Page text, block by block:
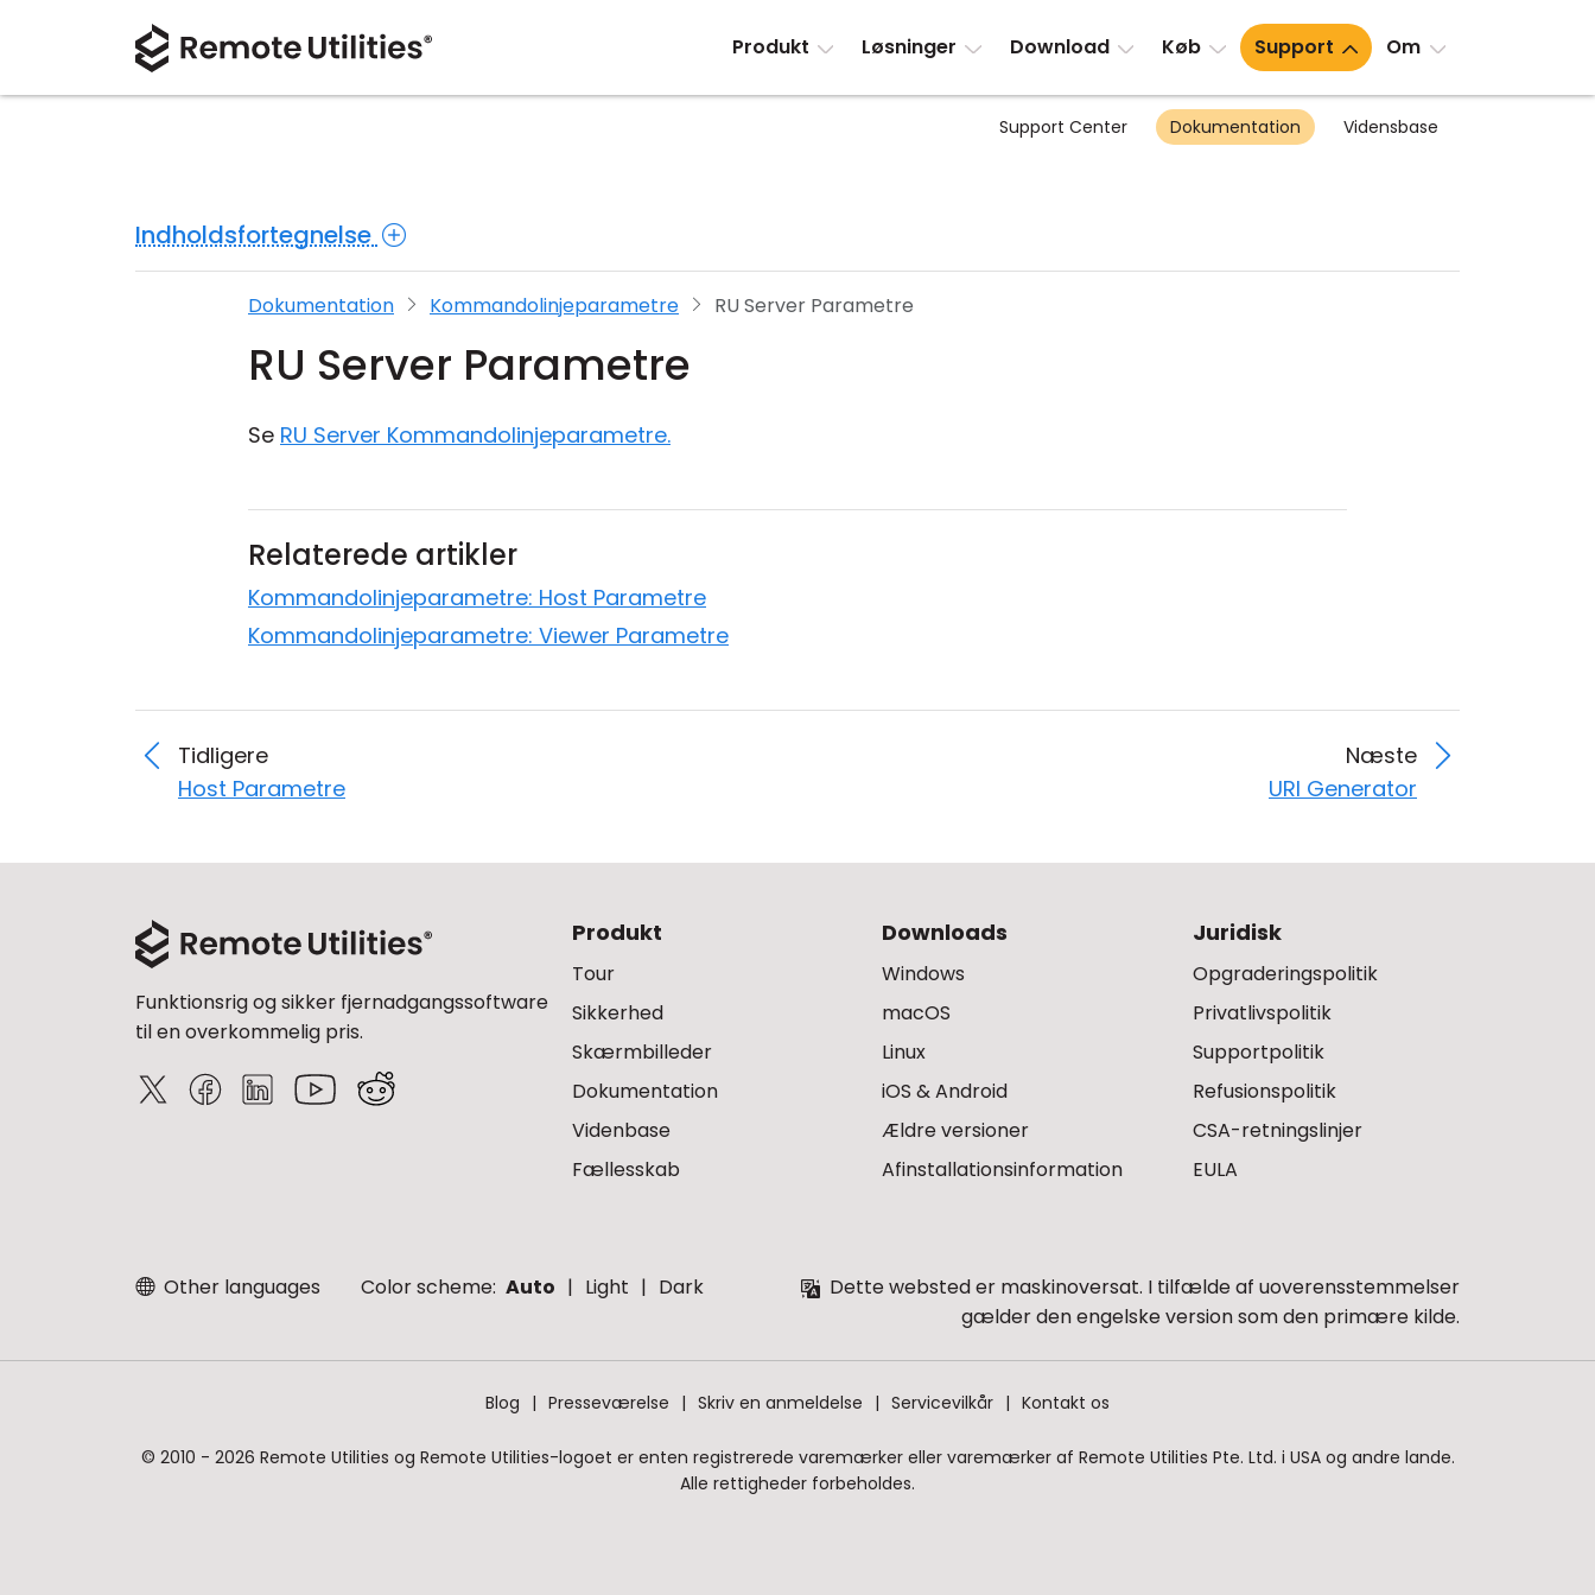
Produkt Løsninger Download Køb Support Om
Support Center Dokumentation Vidensbase
Indholdsfortegnelse
Dokumentation Kommandolinjeparametre RU Server Parametre
RU Server Parametre
Se RU Server Kommandolinjeparametre.
Relaterede artikler
Kommandolinjeparametre: Host Parametre
Kommandolinjeparametre: Viewer Parametre
Tidligere
Host Parametre
Næste
URI Generator
Funktionsrig og sikker fjernadgangssoftware
til en overkommelig pris.
Produkt
Tour
Sikkerhed
Skærmbilleder
Dokumentation
Videnbase
Fællesskab
Downloads
Windows
macOS
Linux
iOS & Android
Ældre versioner
Afinstallationsinformation
Juridisk
Opgraderingspolitik
Privatlivspolitik
Supportpolitik
Refusionspolitik
CSA-retningslinjer
EULA
Other languages Color scheme: Auto Light Dark
Dette websted er maskinoversat. I tilfælde af uoverensstemmelser
gælder den engelske version som den primære kilde.
Blog Presseværelse Skriv en anmeldelse Servicevilkår Kontakt os
© 2010 - 2026 Remote Utilities og Remote Utilities-logoet er enten registrerede varemærker eller varemærker af Remote Utilities Pte. Ltd. i USA og andre lande.
Alle rettigheder forbeholdes.